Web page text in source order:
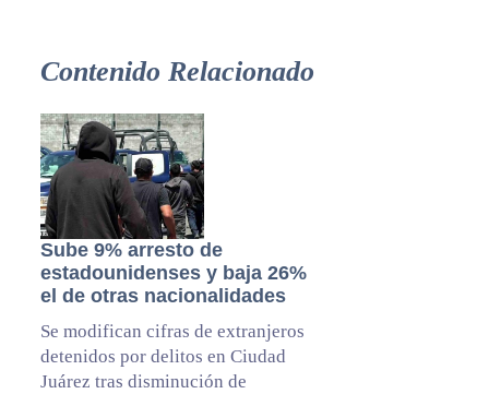
Contenido Relacionado
Sube 9% arresto de
estadounidenses y baja 26%
el de otras nacionalidades
Se modifican cifras de extranjeros
detenidos por delitos en Ciudad
Juárez tras disminución de